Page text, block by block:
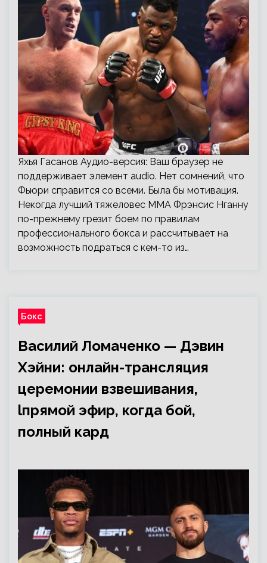
Яхья Гасанов Аудио-версия: Ваш браузер не
поддерживает элемент audio. Нет сомнений, что
Фьюри справится со всеми. Была бы мотивация.
Некогда лучший тяжеловес ММА Фрэнсис Нганну
по-прежнему грезит боем по правилам
профессионального бокса и рассчитывает на
возможность подраться с кем-то из…
Бокс
Василий Ломаченко — Дэвин
Хэйни: онлайн-трансляция
церемонии взвешивания,
lпрямой эфир, когда бой,
полный кард